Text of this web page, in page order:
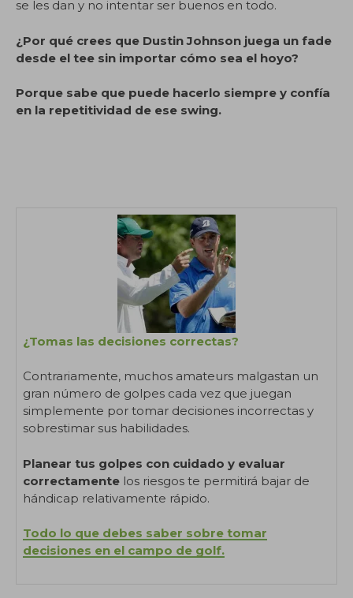
se les dan y no intentar ser buenos en todo.
¿Por qué crees que Dustin Johnson juega un fade
desde el tee sin importar cómo sea el hoyo?
Porque sabe que puede hacerlo siempre y confía
en la repetitividad de ese swing.
¿Tomas las decisiones correctas?
Contrariamente, muchos amateurs malgastan un
gran número de golpes cada vez que juegan
simplemente por tomar decisiones incorrectas y
sobrestimar sus habilidades.
Planear tus golpes con cuidado y evaluar
correctamente los riesgos te permitirá bajar de
hándicap relativamente rápido.
Todo lo que debes saber sobre tomar
decisiones en el campo de golf.